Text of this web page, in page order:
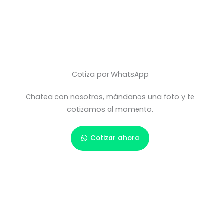
Cotiza por WhatsApp
Chatea con nosotros, mándanos una foto y te
cotizamos al momento.
Cotizar ahora